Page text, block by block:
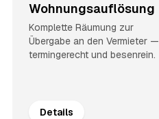
Wohnungsauflösung
Komplette Räumung zur
Übergabe an den Vermieter —
termingerecht und besenrein.
Details